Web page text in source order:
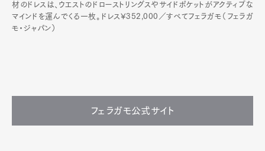
材のドレスは、ウエストのドローストリングスやサイドポケットがアクティブな
マインドを運んでくる一枚。ドレス¥352,000／すべてフェラガモ（フェラガ
モ・ジャパン）
フェラガモ公式サイト